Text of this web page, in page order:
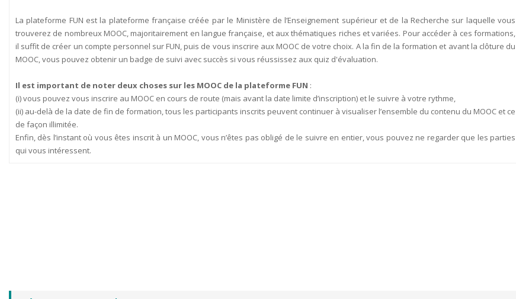
La plateforme FUN est la plateforme française créée par le Ministère de l’Enseignement supérieur et de la Recherche sur laquelle vous
trouverez de nombreux MOOC, majoritairement en langue française, et aux thématiques riches et variées. Pour accéder à ces formations,
il suffit de créer un compte personnel sur FUN, puis de vous inscrire aux MOOC de votre choix. A la fin de la formation et avant la clôture du
MOOC, vous pouvez obtenir un badge de suivi avec succès si vous réussissez aux quiz d'évaluation.
Il est important de noter deux choses sur les MOOC de la plateforme FUN :
(i) vous pouvez vous inscrire au MOOC en cours de route (mais avant la date limite d’inscription) et le suivre à votre rythme,
(ii) au-delà de la date de fin de formation, tous les participants inscrits peuvent continuer à visualiser l’ensemble du contenu du MOOC et ce
de façon illimitée.
Enfin, dès l’instant où vous êtes inscrit à un MOOC, vous n’êtes pas obligé de le suivre en entier, vous pouvez ne regarder que les parties
qui vous intéressent.